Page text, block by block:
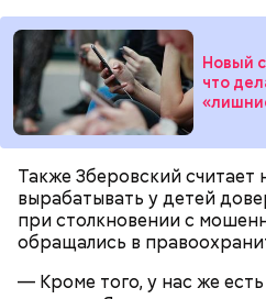
Новый
что
Также Зберовский
вырабатывать у детей
при столкновении с
обращались в
— Кроме того, у нас же
Следующим подопытным
Миссюры Константин. 3
когда молодые люди ехали
подозреваемый угостил
Между убийцей и жертвой
Кадирханов якобы однажды
Мутаева. Еще бойцу не
ухаживает за сестрой его
Общественник Шамиль
Telegram
-канале, что в
назначил Кадирханову
Это позднее подтвердили в
Следственного комитета по